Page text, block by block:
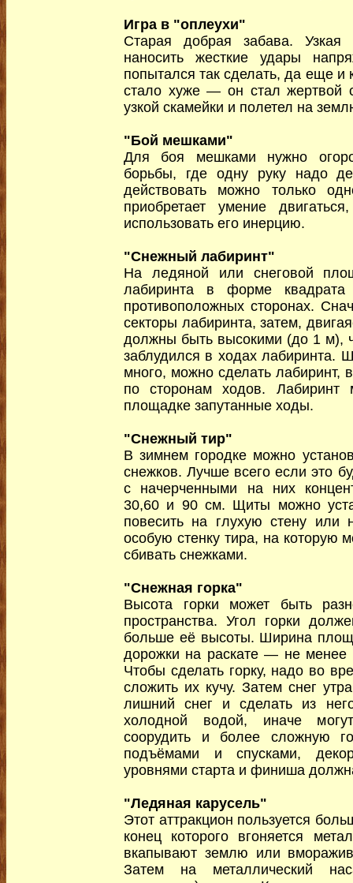
Игра в "оплеухи"
Старая добрая забава.
наносить жесткие удары
попытался так сделать, да еще
стало хуже — он стал жертвой
узкой скамейки и полетел на
"Бой мешками"
Для боя мешками нужно
борьбы, где одну руку надо
действовать можно только
приобретает умение
использовать его инерцию.
"Снежный лабиринт"
На ледяной или снеговой
лабиринта в форме
противоположных сторонах.
секторы лабиринта, затем,
должны быть высокими (до 1 м),
заблудился в ходах лабиринта.
много, можно сделать лабиринт,
по сторонам ходов. Лабиринт
площадке запутанные ходы.
"Снежный тир"
В зимнем городке можно
снежков. Лучше всего если это
с начерченными на них
30,60 и 90 см. Щиты можно
повесить на глухую стену или
особую стенку тира, на которую
сбивать снежками.
"Снежная горка"
Высота горки может быть
пространства. Угол горки
больше её высоты. Ширина
дорожки на раскате — не
Чтобы сделать горку, надо во
сложить их кучу. Затем снег
лишний снег и сделать из
холодной водой, иначе
соорудить и более сложную
подъёмами и спусками,
уровнями старта и финиша
"Ледяная карусель"
Этот аттракцион пользуется
конец которого вгоняется
вкапывают землю или
Затем на металлический